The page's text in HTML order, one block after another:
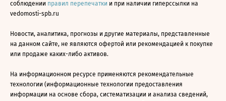
соблюдении правил перепечатки и при наличии гиперссылки на
vedomosti-spb.ru
Новости, аналитика, прогнозы и другие материалы, представленные
на данном сайте, не являются офертой или рекомендацией к покупке
или продаже каких-либо активов.
На информационном ресурсе применяются рекомендательные
технологии (информационные технологии предоставления
информации на основе сбора, систематизации и анализа сведений,